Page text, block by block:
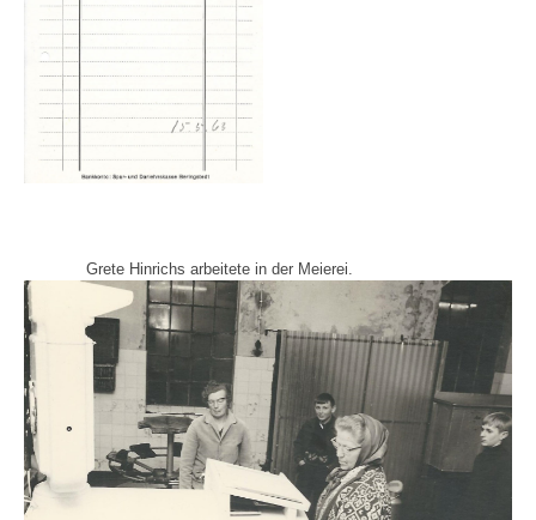
Grete Hinrichs arbeitete in der Meierei.